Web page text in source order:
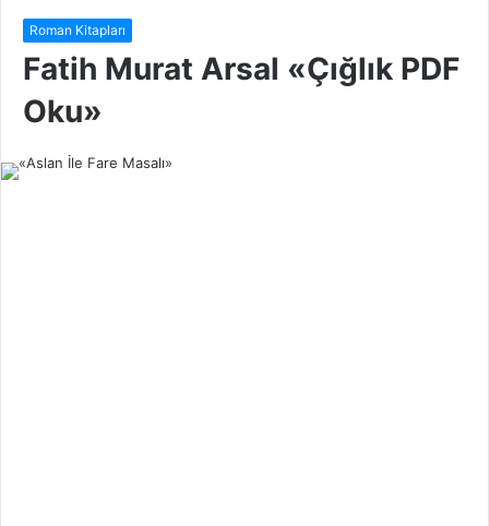
Roman Kitapları
Fatih Murat Arsal «Çığlık PDF
Oku»